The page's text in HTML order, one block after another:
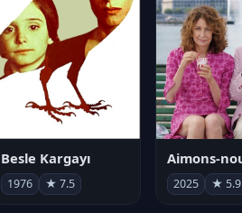
Besle Kargayı
1976 ★ 7.5 2025 ★ 5.9